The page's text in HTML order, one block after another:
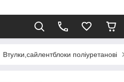
Втулки,сайлентблоки поліуретанові